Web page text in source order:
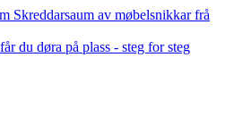
Skreddarsaum av møbelsnikkar frå
du døra på plass - steg for steg